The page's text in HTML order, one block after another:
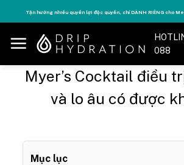
to
content
Tận hưởng nhiều quyền lợi độc quyền, chỉ DÀNH RIÊNG cho
088
Myer’s Cocktail điều
và lo âu có được
Mục lục